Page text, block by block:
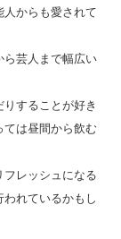
人からも愛されて
ら芸人まで幅広い
することが好き
は昼間から飲む
レッシュになる
れているかもし